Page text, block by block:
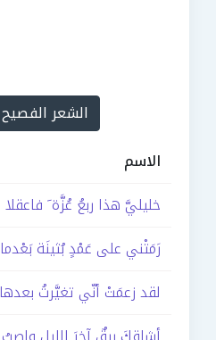
الشعر الفصيح
الاسم
خليليَّ هذا ربعُ عُزَّة َ فاعقلا
رَمَتْني على عَمْدٍ بُثينَة بَعْدما
لقد زعمَتْ أنّي تغيَّرتُ بعدها